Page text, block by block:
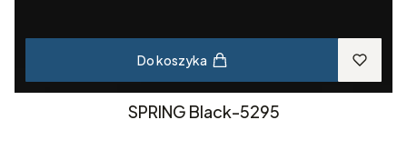
Do koszyka
SPRING Black-5295